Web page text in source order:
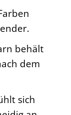
behält
dem
sich